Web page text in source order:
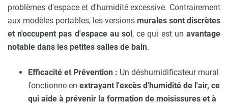
problèmes d'espace et d'humidité excessive. Contrairement
aux modèles portables, les versions murales sont discrètes
et n'occupent pas d'espace au sol, ce qui est un avantage
notable dans les petites salles de bain.
Efficacité et Prévention : Un déshumidificateur mural
fonctionne en extrayant l'excès d'humidité de l'air, ce
qui aide à prévenir la formation de moisissures et à